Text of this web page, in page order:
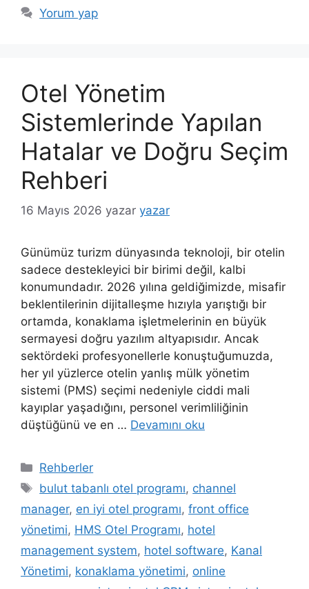
Yorum yap
Otel Yönetim
Sistemlerinde Yapılan
Hatalar ve Doğru Seçim
Rehberi
16 Mayıs 2026 yazar yazar
Günümüz turizm dünyasında teknoloji, bir otelin
sadece destekleyici bir birimi değil, kalbi
konumundadır. 2026 yılına geldiğimizde, misafir
beklentilerinin dijitalleşme hızıyla yarıştığı bir
ortamda, konaklama işletmelerinin en büyük
sermayesi doğru yazılım altyapısıdır. Ancak
sektördeki profesyonellerle konuştuğumuzda,
her yıl yüzlerce otelin yanlış mülk yönetim
sistemi (PMS) seçimi nedeniyle ciddi mali
kayıplar yaşadığını, personel verimliliğinin
düştüğünü ve en … Devamını oku
Kategoriler
Rehberler
Etiketler
bulut tabanlı otel programı, channel
manager, en iyi otel programı, front office
yönetimi, HMS Otel Programı, hotel
management system, hotel software, Kanal
Yönetimi, konaklama yönetimi, online